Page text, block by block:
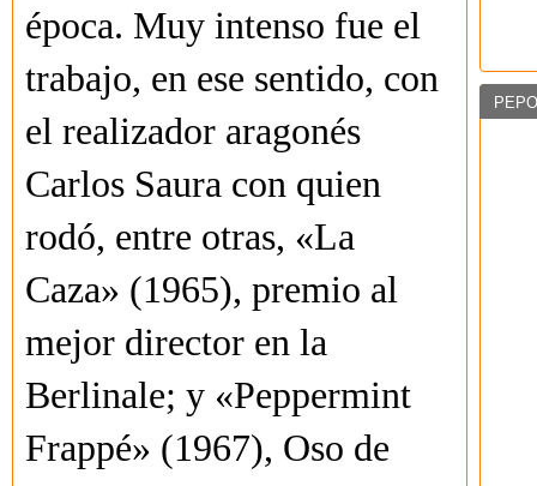
época. Muy intenso fue el
trabajo, en ese sentido, con
el realizador aragonés
Carlos Saura con quien
rodó, entre otras, «La
Caza» (1965), premio al
mejor director en la
Berlinale; y «Peppermint
Frappé» (1967), Oso de